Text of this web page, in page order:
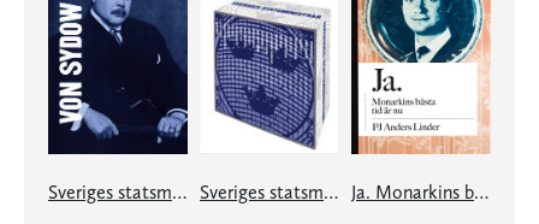
Sveriges statsministrar under 100 år. Oscar von Sydow Sveriges statsministrar under 100 år. Samlingsutgåva Ja. Monarkins bästa tid är nu. Nej. Monarkin har aldrig varit farligare än nu